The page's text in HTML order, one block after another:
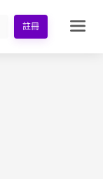
註冊